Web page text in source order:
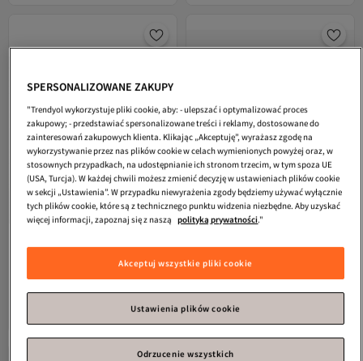
102,
Najniższa cena od 30 dni
SPERSONALIZOWANE ZAKUPY
"Trendyol wykorzystuje pliki cookie, aby: - ulepszać i optymalizować proces
zakupowy; - przedstawiać spersonalizowane treści i reklamy, dostosowane do
zainteresowań zakupowych klienta. Klikając „Akceptuję”, wyrażasz zgodę na
wykorzystywanie przez nas plików cookie w celach wymienionych powyżej oraz, w
stosownych przypadkach, na udostępnianie ich stronom trzecim, w tym spoza UE
(USA, Turcja). W każdej chwili możesz zmienić decyzję w ustawieniach plików cookie
w sekcji „Ustawienia”. W przypadku niewyrażenia zgody będziemy używać wyłącznie
tych plików cookie, które są z technicznego punktu widzenia niezbędne. Aby uzyskać
więcej informacji, zapoznaj się z naszą
polityką prywatności."
Akceptuj wszystkie pliki cookie
Ustawienia plików cookie
Odrzucenie wszystkich